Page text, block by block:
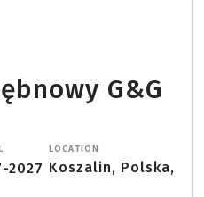
G&G
2027
LOCATION
Koszalin, Polska,